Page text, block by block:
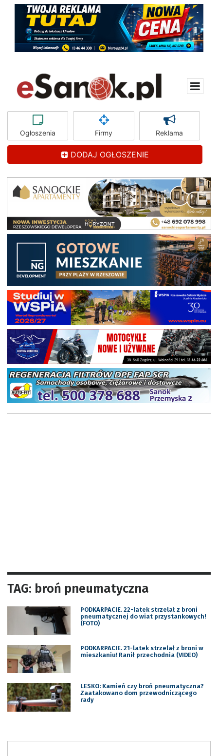
Ogłoszenia Firmy Reklama
DODAJ OGŁOSZENIE
TAG: broń pneumatyczna
PODKARPACIE. 22-latek strzelał z broni
pneumatycznej do wiat przystankowych!
(FOTO)
PODKARPACIE. 21-latek strzelał z broni w
mieszkaniu! Ranił przechodnia (VIDEO)
LESKO: Kamień czy broń pneumatyczna?
Zaatakowano dom przewodniczącego
rady